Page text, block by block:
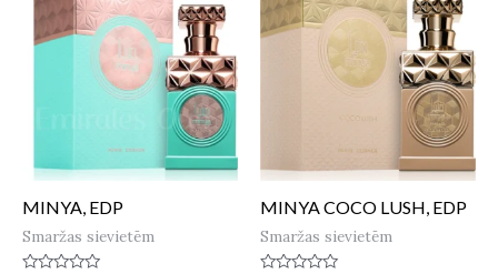
MINYA, EDP
Smaržas sievietēm
MINYA COCO LUSH, EDP
Smaržas sievietēm